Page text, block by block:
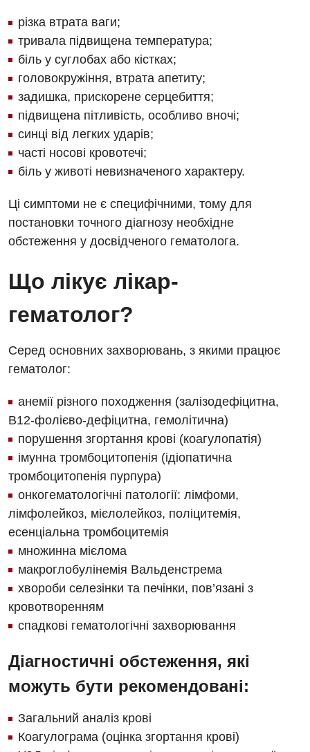
Відео
УЗД
Для дорослих
Акушерство і гінекологія
Алергологія, імунологія
Андрологія
Безоплатні послуги
Гастроентерологія
Дерматовенерологія
Кардіологія
Медична психологія
Неврологія
Онкологічне відділлення
Оториноларингологія
Офтальмологічне відділення
Проктологія
Пульмонологія
Ревматологія
Травматологія і ортопедія
Урологія
Фізіотерапія
Хірургічне відділення
Декларування
Національний скринінг здоров’я 40+
Українська
Російська
різка втрата ваги;
тривала підвищена температура;
біль у суглобах або кістках;
головокружіння, втрата апетиту;
задишка, прискорене серцебиття;
підвищена пітливість, особливо вночі;
синці від легких ударів;
часті носові кровотечі;
біль у животі невизначеного характеру.
Ці симптоми не є специфічними, тому для
постановки точного діагнозу необхідне
обстеження у досвідченого гематолога.
Що лікує лікар-
гематолог?
Серед основних захворювань, з якими працює
гематолог:
анемії різного походження (залізодефіцитна,
В12-фолієво-дефіцитна, гемолітична)
порушення згортання крові (коагулопатія)
імунна тромбоцитопенія (ідіопатична
тромбоцитопенія пурпура)
онкогематологічні патології: лімфоми,
лімфолейкоз, мієлолейкоз, поліцитемія,
есенціальна тромбоцитемія
множинна мієлома
макроглобулінемія Вальденстрема
хвороби селезінки та печінки, пов’язані з
кровотворенням
спадкові гематологічні захворювання
Діагностичні обстеження, які
можуть бути рекомендовані:
Загальний аналіз крові
Коагулограма (оцінка згортання крові)